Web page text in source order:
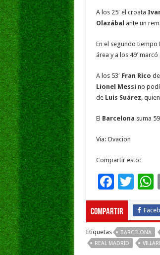
o
o
k
A los 25′ el croata
Olazábal ante un
En el segundo tiempo
área y a los 49′ marcó
A los 53′ Fran Rico
Lionel Messi no
de Luis Suárez,
El Barcelona suma
Via: Ovacion
Compartir esto:
F
ac
e
b
o
T
tt
er
Compartir
Etiquetas BARCELONA
REAL MADRID